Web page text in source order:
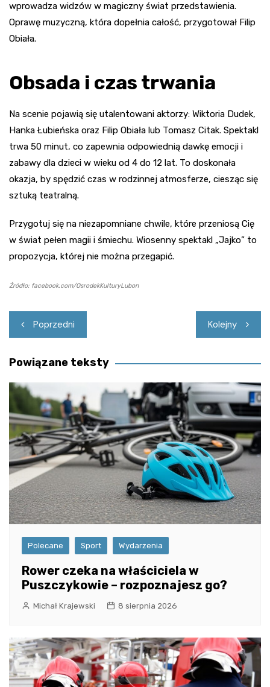
wprowadza widzów w magiczny świat przedstawienia.
Oprawę muzyczną, która dopełnia całość, przygotował Filip
Obiała.
Obsada i czas trwania
Na scenie pojawią się utalentowani aktorzy: Wiktoria Dudek,
Hanka Łubieńska oraz Filip Obiała lub Tomasz Citak. Spektakl
trwa 50 minut, co zapewnia odpowiednią dawkę emocji i
zabawy dla dzieci w wieku od 4 do 12 lat. To doskonała
okazja, by spędzić czas w rodzinnej atmosferze, ciesząc się
sztuką teatralną.
Przygotuj się na niezapomniane chwile, które przeniosą Cię
w świat pełen magii i śmiechu. Wiosenny spektakl „Jajko” to
propozycja, której nie można przegapić.
Źródło: facebook.com/OsrodekKulturyLubon
Nawigacja
wpisu
Poprzedni Kolejny
Powiązane teksty
Polecane Sport Wydarzenia
Rower czeka na właściciela w
Puszczykowie – rozpoznajesz go?
Michał Krajewski 8 sierpnia 2026